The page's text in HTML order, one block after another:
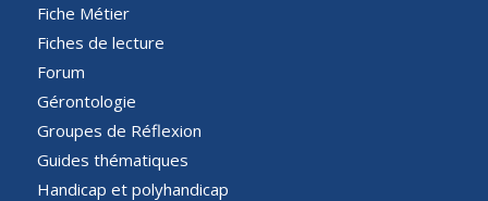
Fiche Métier
Fiches de lecture
Forum
Gérontologie
Groupes de Réflexion
Guides thématiques
Handicap et polyhandicap